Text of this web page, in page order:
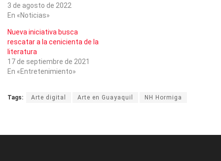
3 de agosto de 2022
En «Noticias»
Nueva iniciativa busca
rescatar a la cenicienta de la
literatura
17 de septiembre de 2021
En «Entretenimiento»
Tags: Arte digital Arte en Guayaquil NH Hormiga